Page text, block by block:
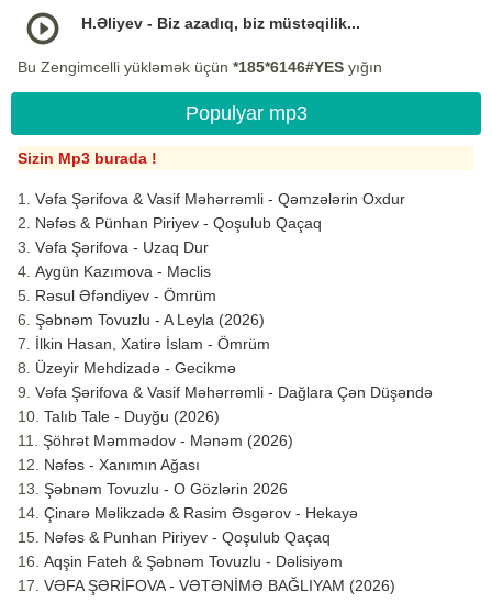
H.Əliyev - Biz azadıq, biz müstəqilik...
Bu Zengimcelli yükləmək üçün *185*6146#YES yığın
Populyar mp3
Sizin Mp3 burada !
Vəfa Şərifova & Vasif Məhərrəmli - Qəmzələrin Oxdur
Nəfəs & Pünhan Piriyev - Qoşulub Qaçaq
Vəfa Şərifova - Uzaq Dur
Aygün Kazımova - Məclis
Rəsul Əfəndiyev - Ömrüm
Şəbnəm Tovuzlu - A Leyla (2026)
İlkin Hasan, Xatirə İslam - Ömrüm
Üzeyir Mehdizadə - Gecikmə
Vəfa Şərifova & Vasif Məhərrəmli - Dağlara Çən Düşəndə
Talıb Tale - Duyğu (2026)
Şöhrət Məmmədov - Mənəm (2026)
Nəfəs - Xanımın Ağası
Şəbnəm Tovuzlu - O Gözlərin 2026
Çinarə Məlikzadə & Rasim Əsgərov - Hekayə
Nəfəs & Punhan Piriyev - Qoşulub Qaçaq
Aqşin Fateh & Şəbnəm Tovuzlu - Dəlisiyəm
VƏFA ŞƏRİFOVA - VƏTƏNİMƏ BAĞLIYAM (2026)